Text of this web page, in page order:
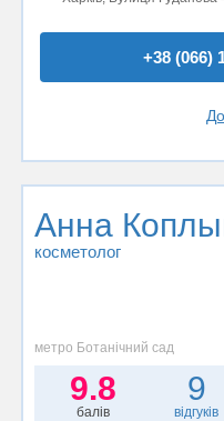
+38 (066)
Анна
косметолог
метро Ботанічний сад
9.8
балів
9
відгуків